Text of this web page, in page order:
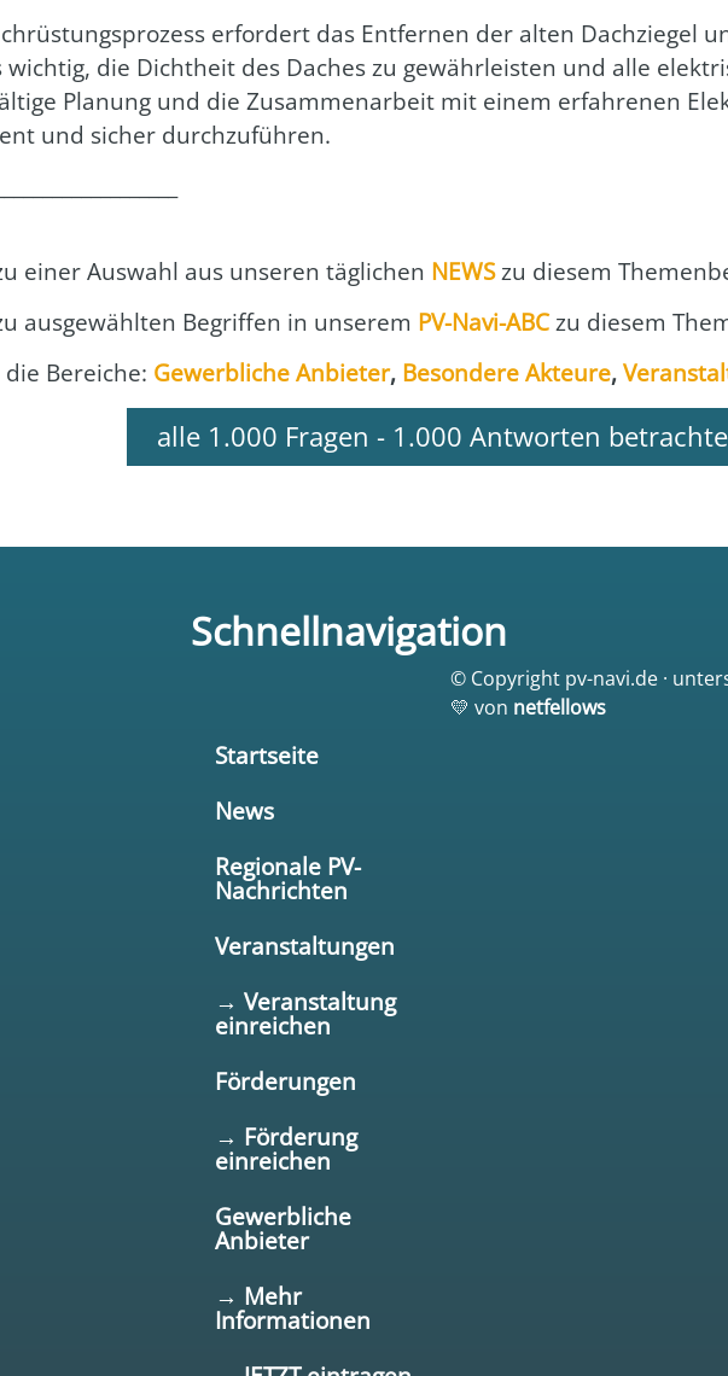
erfor­dert das Ent­fer­nen der alten Dach­zie­gel
wich­tig, die Dicht­heit des Daches zu gewähr­leis­ten und alle
Pla­nung und die Zusam­men­ar­beit mit einem erfah­re­nen
und sicher durch­zu­füh­ren.
einer Aus­wahl aus unse­ren täg­li­chen NEWSzu die­sem
aus­ge­wähl­ten Begrif­fen in unse­rem PV-Navi-ABCzu die­sem
Berei­che: Gewerb­li­che Anbie­ter, Beson­de­re Akteu­re,
alle 1.000 Fragen - 1.000 Antworten
Schnellnavigation
Startseite
News
Regionale PV-
Nachrichten
Veranstaltungen
→ Veranstaltung
einreichen
Förderungen
→ Förderung
einreichen
Gewerbliche
Anbieter
→ Mehr
Informationen
© Copyright pv-navi.de ·
💛 von netfellows